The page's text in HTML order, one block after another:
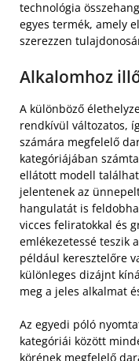
technológia
egyes termék, amely
szerezzen
Alkalomhoz
A különböző
rendkívül változatos,
számára megfelelő
kategóriájában
ellátott modell
jelentenek az
hangulatát is
vicces feliratokkal és
emlékezetessé teszik
például keresztelőre
különleges dizájnt
meg a jeles alkalmat
Az egyedi póló
kategóriái között
körének megfelelő